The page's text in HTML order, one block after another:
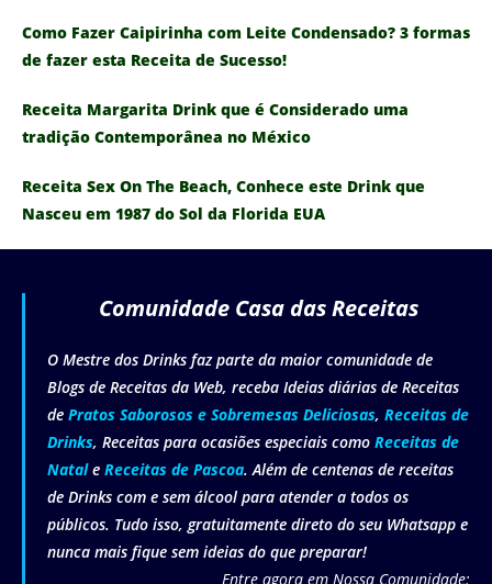
Como Fazer Caipirinha com Leite Condensado? 3 formas
de fazer esta Receita de Sucesso!
Receita Margarita Drink que é Considerado uma
tradição Contemporânea no México
Receita Sex On The Beach, Conhece este Drink que
Nasceu em 1987 do Sol da Florida EUA
Comunidade Casa das Receitas
O Mestre dos Drinks faz parte da maior comunidade de
Blogs de Receitas da Web, receba Ideias diárias de Receitas
de Pratos Saborosos e Sobremesas Deliciosas, Receitas de
Drinks, Receitas para ocasiões especiais como Receitas de
Natale Receitas de Pascoa. Além de centenas de receitas
de Drinks com e sem álcool para atender a todos os
públicos. Tudo isso, gratuitamente direto do seu Whatsapp e
nunca mais fique sem ideias do que preparar!
Entre agora em Nossa Comunidade: